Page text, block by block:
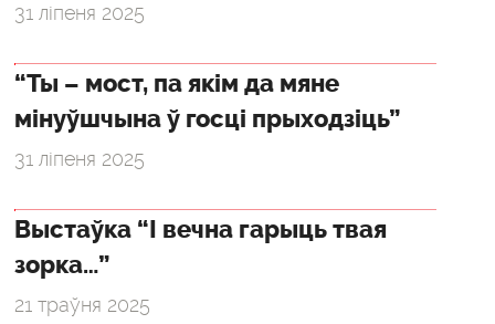
31 ліпеня 2025
“Ты – мост, па якім да мяне
мінуўшчына ў госці прыходзіць”
31 ліпеня 2025
Выстаўка “І вечна гарыць твая
зорка…”
21 траўня 2025